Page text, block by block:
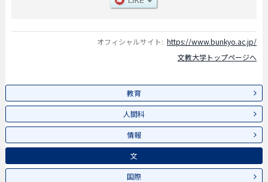
オフィシャルサイト: https://www.bunkyo.ac.jp/
文教大学トップページへ
教育
人間科
情報
文
国際